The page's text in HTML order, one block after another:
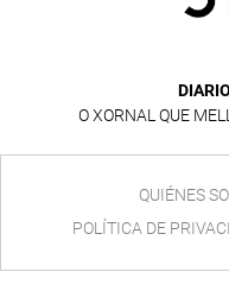
O XORNAL QUE
QUIÉNES
POLÍTICA DE